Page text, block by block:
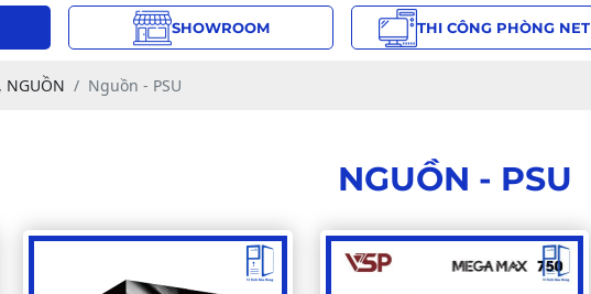
SHOWROOM THI CÔNG PHÒNG NET
NGUỒN Nguồn - PSU
NGUỒN - PSU